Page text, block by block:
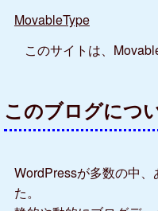
MovableType
このサイトは、
このブログにつ
WordPressが多数の中
た。